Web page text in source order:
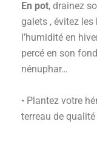
En pot, drainez
galets , évitez les
l’humidité en
percé en son
nénuphar…
• Plantez votre
terreau de